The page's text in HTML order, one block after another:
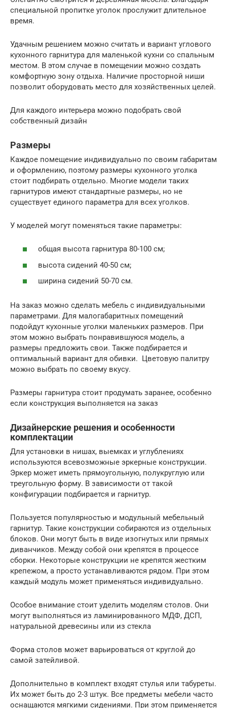
специальной пропитке уголок прослужит длительное
время.
Удачным решением можно считать и вариант углового
кухонного гарнитура для маленькой кухни со спальным
местом. В этом случае в помещении можно создать
комфортную зону отдыха. Наличие просторной ниши
позволит оборудовать место для хозяйственных целей.
Для каждого интерьера можно подобрать свой
собственный дизайн
Размеры
Каждое помещение индивидуально по своим габаритам
и оформлению, поэтому размеры кухонного уголка
стоит подбирать отдельно. Многие модели таких
гарнитуров имеют стандартные размеры, но не
существует единого параметра для всех уголков.
У моделей могут поменяться такие параметры:
общая высота гарнитура 80-100 см;
высота сидений 40-50 см;
ширина сидений 50-70 см.
На заказ можно сделать мебель с индивидуальными
параметрами. Для малогабаритных помещений
подойдут кухонные уголки маленьких размеров. При
этом можно выбрать понравившуюся модель, а
размеры предложить свои. Также подбирается и
оптимальный вариант для обивки. Цветовую палитру
можно выбрать по своему вкусу.
Размеры гарнитура стоит продумать заранее, особенно
если конструкция выполняется на заказ
Дизайнерские решения и особенности
комплектации
Для установки в нишах, выемках и углублениях
используются всевозможные эркерные конструкции.
Эркер может иметь прямоугольную, полукруглую или
треугольную форму. В зависимости от такой
конфигурации подбирается и гарнитур.
Пользуется популярностью и модульный мебельный
гарнитур. Такие конструкции собираются из отдельных
блоков. Они могут быть в виде изогнутых или прямых
диванчиков. Между собой они крепятся в процессе
сборки. Некоторые конструкции не крепятся жестким
крепежом, а просто устанавливаются рядом. При этом
каждый модуль может применяться индивидуально.
Особое внимание стоит уделить моделям столов. Они
могут выполняться из ламинированного МДФ, ДСП,
натуральной древесины или из стекла
Форма столов может варьироваться от круглой до
самой затейливой.
Дополнительно в комплект входят стулья или табуреты.
Их может быть до 2-3 штук. Все предметы мебели часто
оснащаются мягкими сидениями. При этом применяется